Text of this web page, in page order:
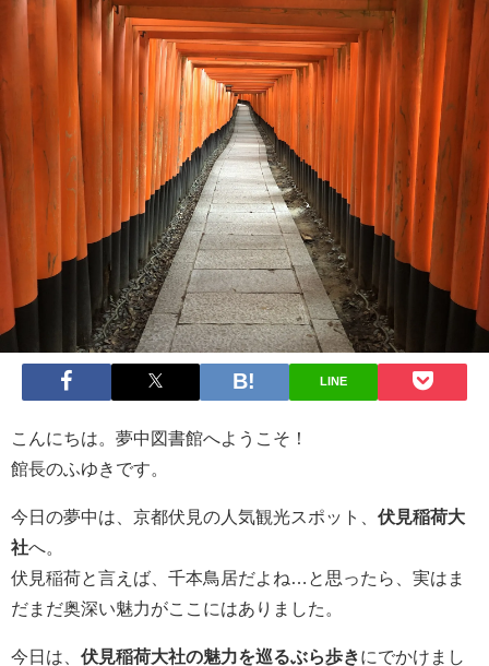
LINE
こんにちは。夢中図書館へようこそ！
館長のふゆきです。
今日の夢中は、京都伏見の人気観光スポット、 伏見稲荷大
社へ。
伏見稲荷と言えば、千本鳥居だよね…と思ったら、実はま
だまだ奥深い魅力がここにはありました。
今日は、 伏見稲荷大社の魅力を巡るぶら歩きにでかけまし